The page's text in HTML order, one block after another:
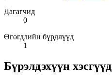
Дагагчид
0
Өгөгдлийн бүрдлүүд
1
Бүрэлдэхүүн хэсгүүд